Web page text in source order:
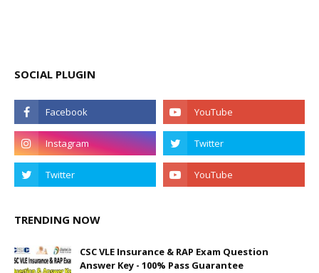
SOCIAL PLUGIN
TRENDING NOW
CSC VLE Insurance & RAP Exam Question
Answer Key - 100% Pass Guarantee